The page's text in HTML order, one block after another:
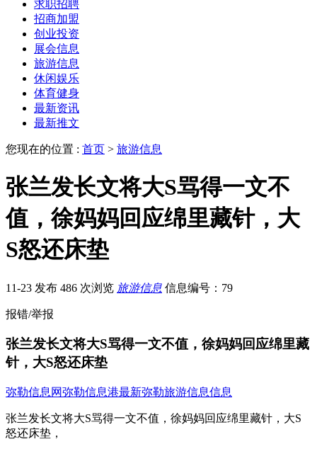
求职招聘
招商加盟
创业投资
展会信息
旅游信息
休闲娱乐
体育健身
最新资讯
最新推文
您现在的位置 : 首页 > 旅游信息
张兰发长文将大S骂得一文不
值，徐妈妈回应绵里藏针，大
S怒还床垫
11-23 发布 486 次浏览 旅游信息 信息编号：79
报错/举报
张兰发长文将大S骂得一文不值，徐妈妈回应绵里藏
针，大S怒还床垫
弥勒信息网弥勒信息港最新弥勒旅游信息信息
张兰发长文将大S骂得一文不值，徐妈妈回应绵里藏针，大S
怒还床垫，